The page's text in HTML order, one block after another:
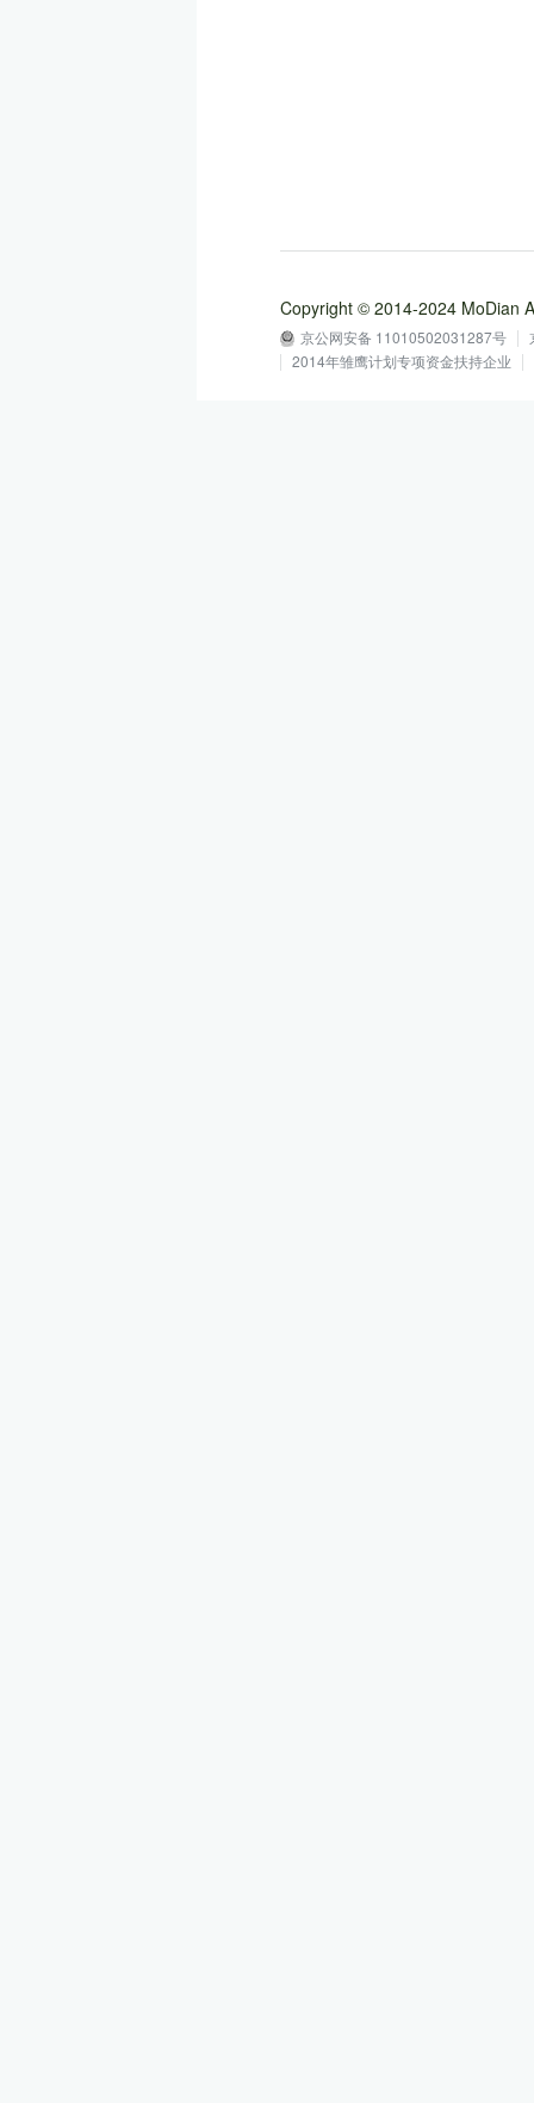
Copyright © 2014-2024 MoDian
京公网安备 11010502031287号
2014年雏鹰计划专项资金扶持企业